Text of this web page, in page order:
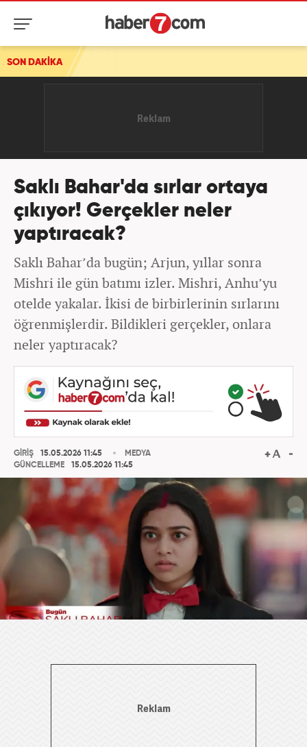
SON DAKİKA
Saklı Bahar'da sırlar ortaya
çıkıyor! Gerçekler neler
yaptıracak?
Saklı Bahar’da bugün; Arjun, yıllar sonra
Mishri ile gün batımı izler. Mishri, Anhu’yu
otelde yakalar. İkisi de birbirlerinin sırlarını
öğrenmişlerdir. Bildikleri gerçekler, onlara
neler yaptıracak?
GİRİŞ
15.05.2026 11:45
GÜNCELLEME
15.05.2026 11:45
MEDYA